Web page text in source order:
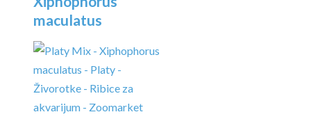
maculatus